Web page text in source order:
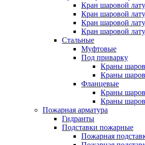
Кран шаровой
Кран шаровой
Кран шаровой
Кран шаровой
Стальные
Муфтовые
Под приварку
Краны
Краны
Фланцевые
Краны
Краны
Пожарная арматура
Гидранты
Подставки пожарные
Пожарная